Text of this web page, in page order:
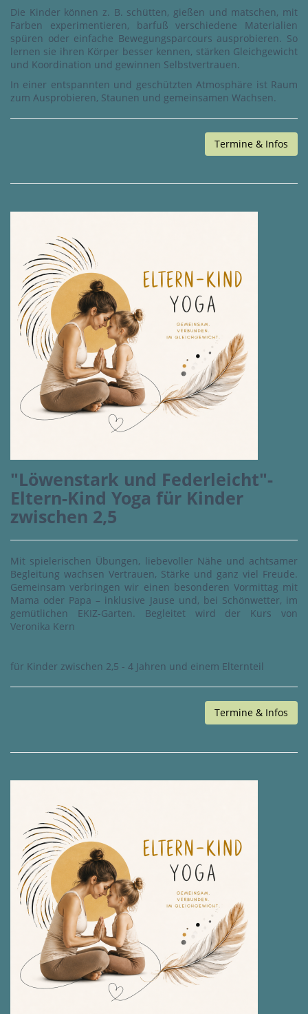
Die Kinder können z. B. schütten, gießen und matschen, mit
Farben experimentieren, barfuß verschiedene Materialien
spüren oder einfache Bewegungsparcours ausprobieren. So
lernen sie ihren Körper besser kennen, stärken Gleichgewicht
und Koordination und gewinnen Selbstvertrauen.
In einer entspannten und geschützten Atmosphäre ist Raum
zum Ausprobieren, Staunen und gemeinsamen Wachsen.
Termine & Infos
"Löwenstark und Federleicht"-
Eltern-Kind Yoga für Kinder
zwischen 2,5
Mit spielerischen Übungen, liebevoller Nähe und achtsamer
Begleitung wachsen Vertrauen, Stärke und ganz viel Freude.
Gemeinsam verbringen wir einen besonderen Vormittag mit
Mama oder Papa – inklusive Jause und, bei Schönwetter, im
gemütlichen EKIZ-Garten. Begleitet wird der Kurs von
Veronika Kern
für Kinder zwischen 2,5 - 4 Jahren und einem Elternteil
Termine & Infos